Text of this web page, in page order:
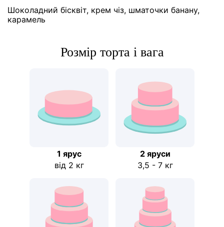
Шоколадний бісквіт, крем чіз, шматочки банану,
карамель
Розмір торта і вага
1 ярус
від 2 кг
2 яруси
3,5 - 7 кг